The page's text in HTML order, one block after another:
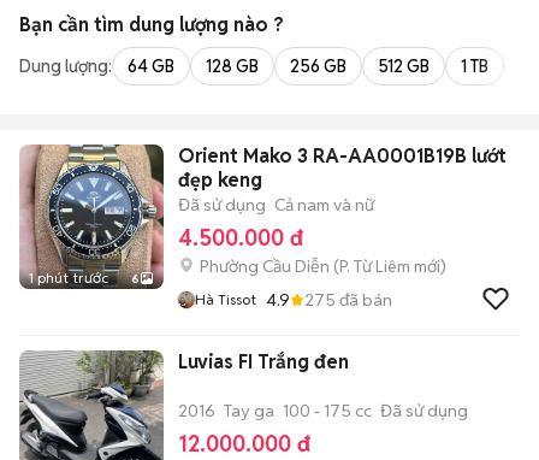
Bạn cần tìm dung lượng nào ?
Dung lượng: 64 GB 128 GB 256 GB 512 GB 1 TB
1 phút trước 6
Orient Mako 3 RA-AA0001B19B lướt
đẹp keng
Đã sử dụng Cả nam và nữ
4.500.000 đ
Phường Cầu Diễn (P. Từ Liêm mới)
Hà Tissot 4.9 275 đã bán
Luvias FI Trắng đen
2016 Tay ga 100 - 175 cc Đã sử dụng
12.000.000 đ